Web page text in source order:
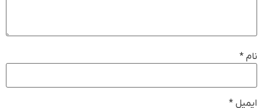
نام *
ایمیل *